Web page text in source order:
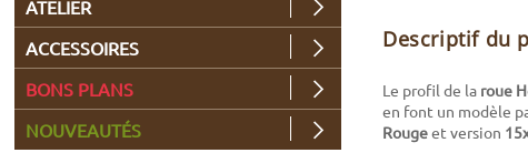
Descriptif du
Le profil de la roue
en font un modèle
Rougeet version
ATELIER
ACCESSOIRES
BONS PLANS
NOUVEAUTÉS